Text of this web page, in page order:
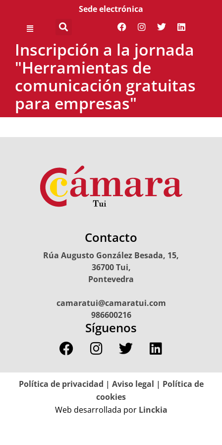
Sede electrónica
Inscripción a la jornada
"Herramientas de
comunicación gratuitas
para empresas"
Contacto
Rúa Augusto González Besada, 15,
36700 Tui,
Pontevedra
camaratui@camaratui.com
986600216
Síguenos
Política de privacidad | Aviso legal | Política de
cookies
Web desarrollada porLinckia